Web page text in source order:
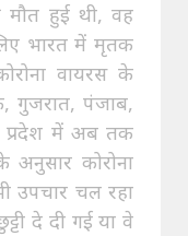
मौत हुई थी, वह
भारत में मृतक
वायरस के
गुजरात, पंजाब,
प्रदेश में अब तक
कोरोना
उपचार चल रहा
दे दी गई या वे